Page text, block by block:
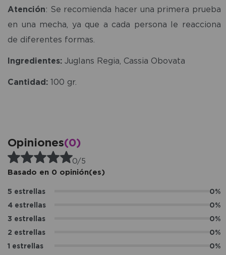
Atención: Se recomienda hacer una primera prueba
en una mecha, ya que a cada persona le reacciona
de diferentes formas.
Ingredientes: Juglans Regia, Cassia Obovata
Cantidad: 100 gr.
Opiniones(0)
0/5
Basado en 0 opinión(es)
5 estrellas
0%
4 estrellas
0%
3 estrellas
0%
2 estrellas
0%
1 estrellas
0%